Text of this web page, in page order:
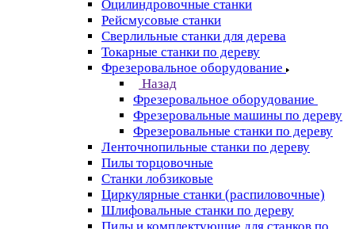
Оцилиндровочные станки
Рейсмусовые станки
Сверлильные станки для дерева
Токарные станки по дереву
Фрезеровальное оборудование
Назад
Фрезеровальное оборудование
Фрезеровальные машины по дереву
Фрезеровальные станки по дереву
Ленточнопильные станки по дереву
Пилы торцовочные
Станки лобзиковые
Циркулярные станки (распиловочные)
Шлифовальные станки по дереву